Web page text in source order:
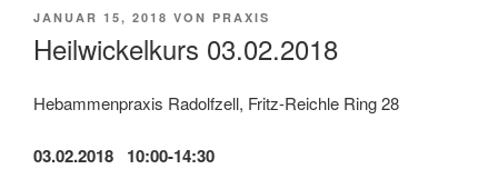
VERÖFFENTLICHT
JANUAR 15, 2018 VON PRAXIS
Heilwickelkurs 03.02.2018
Hebammenpraxis Radolfzell, Fritz-Reichle Ring 28
03.02.2018 10:00-14:30